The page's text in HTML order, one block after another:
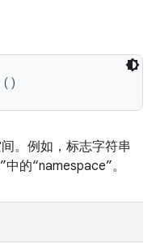
()
。例如，标志字符串
的“namespace”。